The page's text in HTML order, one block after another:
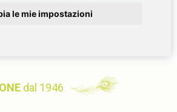
le mie impostazioni
dal 1946